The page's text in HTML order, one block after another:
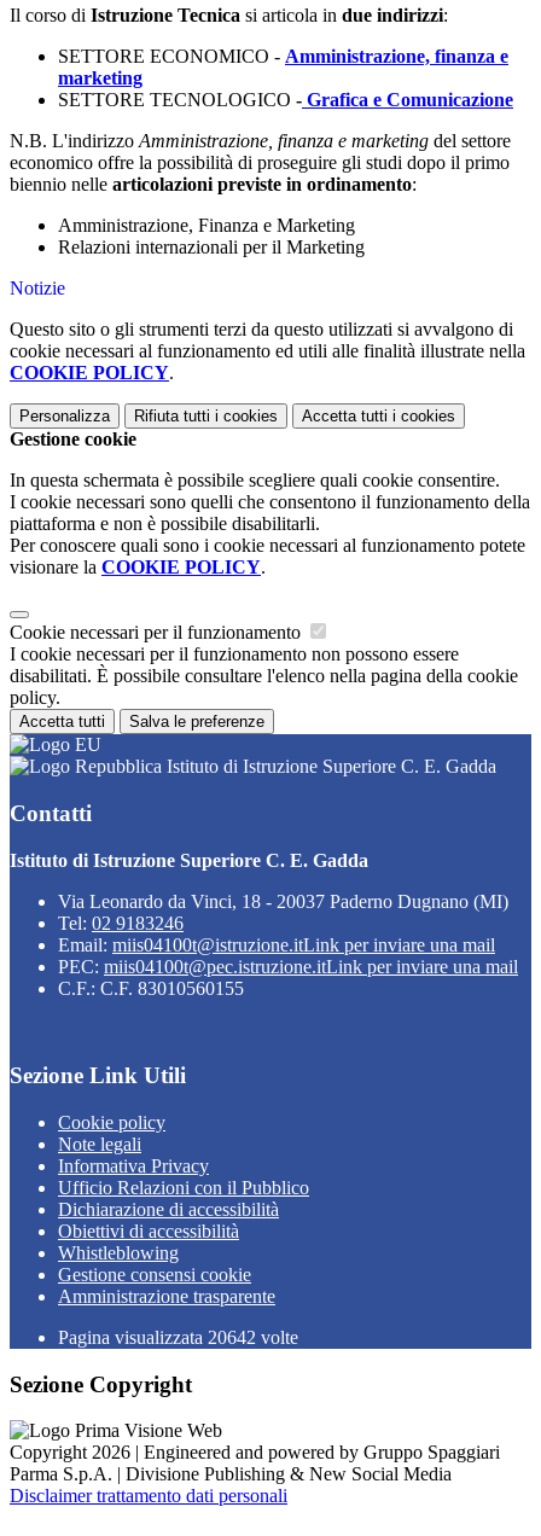
Il corso di Istruzione Tecnica si articola in due indirizzi:
SETTORE ECONOMICO - Amministrazione, finanza e
marketing
SETTORE TECNOLOGICO - Grafica e Comunicazione
N.B. L'indirizzo Amministrazione, finanza e marketing del settore
economico offre la possibilità di proseguire gli studi dopo il primo
biennio nelle articolazioni previste in ordinamento:
Amministrazione, Finanza e Marketing
Relazioni internazionali per il Marketing
Notizie
Questo sito o gli strumenti terzi da questo utilizzati si avvalgono di
cookie necessari al funzionamento ed utili alle finalità illustrate nella
COOKIE POLICY.
Personalizza Rifiuta tutti i cookies Accetta tutti i cookies
Gestione cookie
In questa schermata è possibile scegliere quali cookie consentire.
I cookie necessari sono quelli che consentono il funzionamento della
piattaforma e non è possibile disabilitarli.
Per conoscere quali sono i cookie necessari al funzionamento potete
visionare la COOKIE POLICY.
Cookie necessari per il funzionamento
I cookie necessari per il funzionamento non possono essere
disabilitati. È possibile consultare l'elenco nella pagina della cookie
policy.
Accetta tutti Salva le preferenze
Istituto di Istruzione Superiore C. E. Gadda
Contatti
Istituto di Istruzione Superiore C. E. Gadda
Via Leonardo da Vinci, 18 - 20037 Paderno Dugnano (MI)
Tel: 02 9183246
Email: miis04100t@istruzione.itLink per inviare una mail
PEC: miis04100t@pec.istruzione.itLink per inviare una mail
C.F.: C.F. 83010560155
Sezione Link Utili
Cookie policy
Note legali
Informativa Privacy
Ufficio Relazioni con il Pubblico
Dichiarazione di accessibilità
Obiettivi di accessibilità
Whistleblowing
Gestione consensi cookie
Amministrazione trasparente
Pagina visualizzata 20642 volte
Sezione Copyright
Copyright 2026 | Engineered and powered by Gruppo Spaggiari
Parma S.p.A. | Divisione Publishing & New Social Media
Disclaimer trattamento dati personali